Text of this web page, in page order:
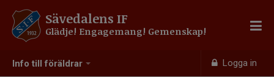
Info till föräldrar Logga in
Sävedalens IF
Glädje! Engagemang! Gemenskap!